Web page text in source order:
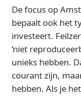
De focus op
bepaalt ook het
investeert.
‘niet
unieks hebben.
courant zijn,
hebben. Als je